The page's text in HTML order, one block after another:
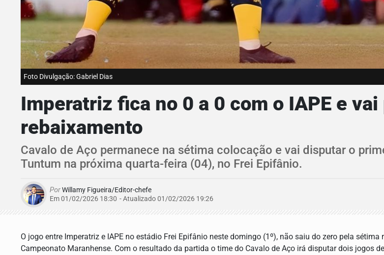
Foto Divulgação: Gabriel Dias
Imperatriz fica no 0 a 0 com o IAPE e
rebaixamento
Cavalo de Aço permanece na sétima colocação e vai disputar o
Tuntum na próxima quarta-feira (04), no Frei Epifânio.
PorWillamy Figueira/Editor-chefe
Em 01/02/2026 18:30 - Atualizado01/02/2026 19:26
O jogo entre Imperatriz e IAPE no estádio Frei Epifânio neste domingo (1º), não saiu do zero pela sétima
Campeonato Maranhense. Com o resultado da partida o time do Cavalo de Aço irá disputar dois jogos